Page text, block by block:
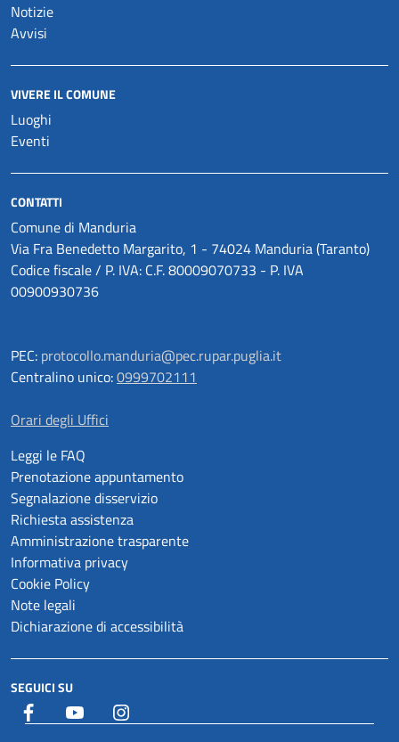
Notizie
Avvisi
VIVERE IL COMUNE
Luoghi
Eventi
CONTATTI
Comune di Manduria
Via Fra Benedetto Margarito, 1 - 74024 Manduria (Taranto)
Codice fiscale / P. IVA: C.F. 80009070733 - P. IVA
00900930736
PEC: protocollo.manduria@pec.rupar.puglia.it
Centralino unico:0999702111
Orari degli Uffici
Leggi le FAQ
Prenotazione appuntamento
Segnalazione disservizio
Richiesta assistenza
Amministrazione trasparente
Informativa privacy
Cookie Policy
Note legali
Dichiarazione di accessibilità
SEGUICI SU
Facebook YouTube